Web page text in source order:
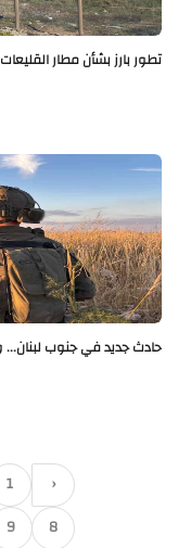
تطور بارز بشأن مطار
حادث جديد في جنوب
‹
1
8
9